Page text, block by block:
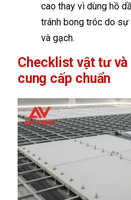
cao thay vì dùng hồ
tránh bong tróc do
và gạch.
Checklist vật tư
cung cấp chuẩn